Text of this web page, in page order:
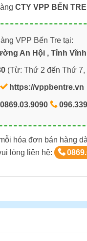
CTY VPP BẾN
VPP Bến Tre tại:
An Hội , Tỉnh
(Từ: Thứ 2 đến Thứ 7,
https://vppbentre.vn
0869.03.9090
hóa đơn bán hàng
lòng liên hệ: